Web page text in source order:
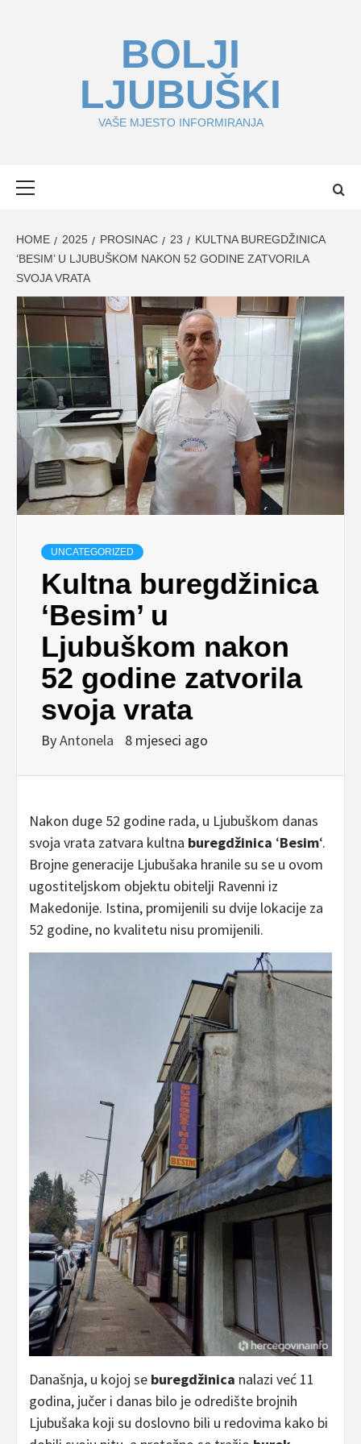
BOLJI
LJUBUŠKI
VAŠE MJESTO INFORMIRANJA
HOME 2025 PROSINAC 23
KULTNA BUREGDŽINICA
‘BESIM’ U LJUBUŠKOM NAKON 52 GODINE ZATVORILA
SVOJA VRATA
UNCATEGORIZED
Kultna buregdžinica
‘Besim’ u
Ljubuškom nakon
52 godine zatvorila
svoja vrata
ByAntonela 8 mjeseci ago
Nakon duge 52 godine rada, u Ljubuškom danas
svoja vrata zatvara kultna buregdžinica ‘Besim‘.
Brojne generacije Ljubušaka hranile su se u ovom
ugostiteljskom objektu obitelji Ravenni iz
Makedonije. Istina, promijenili su dvije lokacije za
52 godine, no kvalitetu nisu promijenili.
Današnja, u kojoj se buregdžinica nalazi već 11
godina, jučer i danas bilo je odredište brojnih
Ljubušaka koji su doslovno bili u redovima kako bi